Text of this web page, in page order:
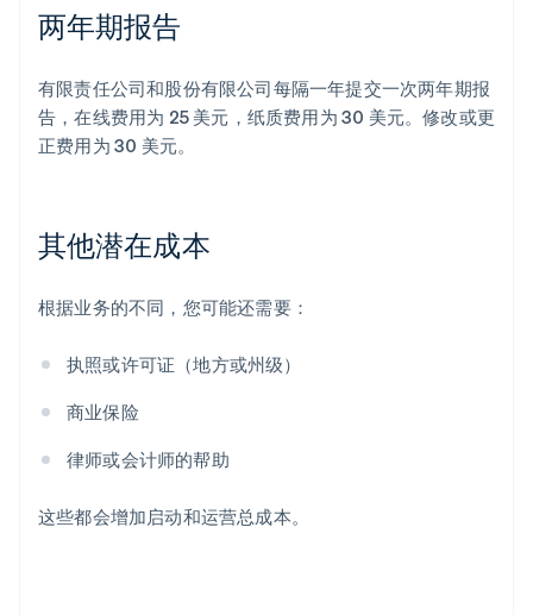
两年期报告
有限责任公司和股份有限公司每隔一年提交一次两年期报
告，在线费用为 25 美元，纸质费用为 30 美元。修改或更
正费用为 30 美元。
其他潜在成本
根据业务的不同，您可能还需要：
执照或许可证（地方或州级）
商业保险
律师或会计师的帮助
这些都会增加启动和运营总成本。